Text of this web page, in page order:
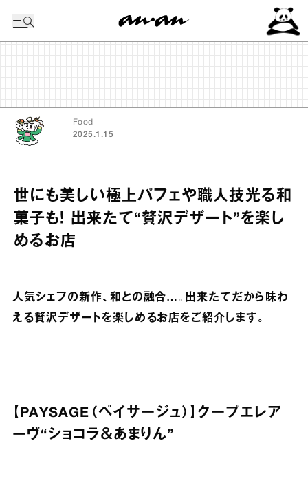
Food
2025.1.15
世にも美しい極上パフェや職人技光る和
菓子も！ 出来たて“贅沢デザート”を楽し
めるお店
人気シェフの新作、和との融合…。出来たてだから味わ
える贅沢デザートを楽しめるお店をご紹介します。
【PAYSAGE（ペイサージュ）】クープエレア
ーヴ“ショコラ＆あまりん”